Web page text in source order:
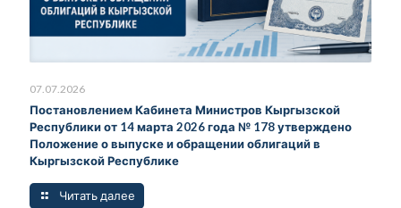
07.07.2026
Постановлением Кабинета Министров Кыргызской
Республики от 14 марта 2026 года № 178 утверждено
Положение о выпуске и обращении облигаций в
Кыргызской Республике
Читать далее